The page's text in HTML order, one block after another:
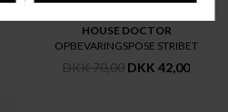
HOUSE DOCTOR
OPBEVARINGSPOSE STRIBET
DKK 70,00 DKK 42,00